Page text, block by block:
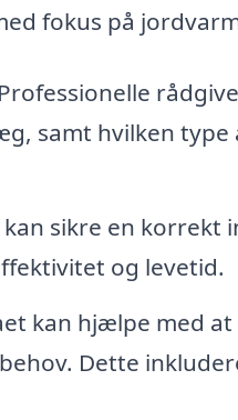
fokus på
Professionelle
samt hvilken
sikre en
og levetid.
kan hjælpe med
Dette